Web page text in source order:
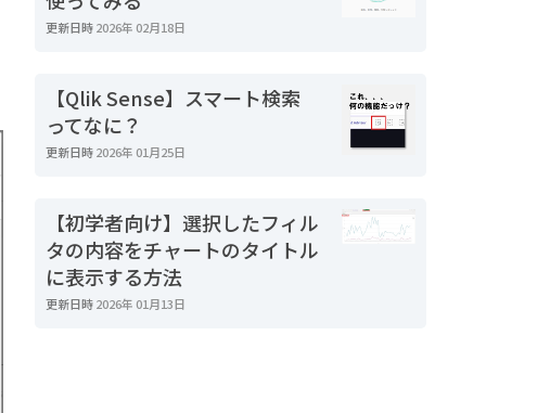
更新日時2026年 02月18日
【Qlik Sense】スマート検索
ってなに？
更新日時2026年 01月25日
【初学者向け】選択したフィル
タの内容をチャートのタイトル
に表示する方法
更新日時2026年 01月13日